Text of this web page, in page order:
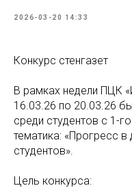
2026-03-20 14:33
Конкурс стенгазет
В рамках недели ПЦК
16.03.26 по 20.03.26
среди студентов с 1-
тематика: «Прогресс
студентов».
Цель конкурса: